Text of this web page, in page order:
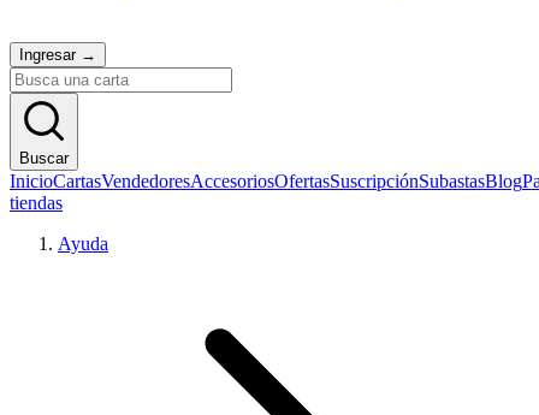
Ingresar →
Buscar
InicioCartasVendedoresAccesoriosOfertasSuscripciónSubastasBlog
tiendas
Ayuda